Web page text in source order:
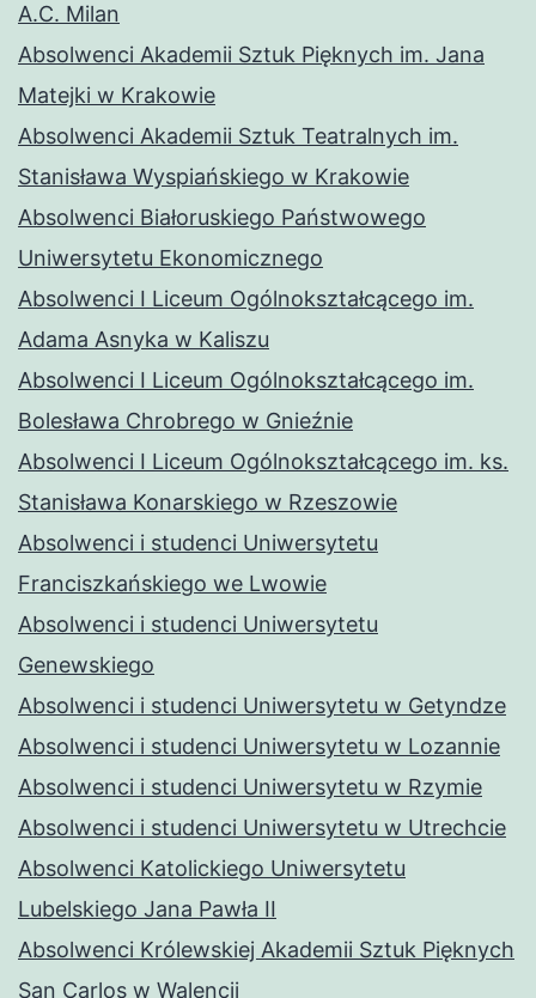
A.C. Milan
Absolwenci Akademii Sztuk Pięknych im. Jana
Matejki w Krakowie
Absolwenci Akademii Sztuk Teatralnych im.
Stanisława Wyspiańskiego w Krakowie
Absolwenci Białoruskiego Państwowego
Uniwersytetu Ekonomicznego
Absolwenci I Liceum Ogólnokształcącego im.
Adama Asnyka w Kaliszu
Absolwenci I Liceum Ogólnokształcącego im.
Bolesława Chrobrego w Gnieźnie
Absolwenci I Liceum Ogólnokształcącego im. ks.
Stanisława Konarskiego w Rzeszowie
Absolwenci i studenci Uniwersytetu
Franciszkańskiego we Lwowie
Absolwenci i studenci Uniwersytetu
Genewskiego
Absolwenci i studenci Uniwersytetu w Getyndze
Absolwenci i studenci Uniwersytetu w Lozannie
Absolwenci i studenci Uniwersytetu w Rzymie
Absolwenci i studenci Uniwersytetu w Utrechcie
Absolwenci Katolickiego Uniwersytetu
Lubelskiego Jana Pawła II
Absolwenci Królewskiej Akademii Sztuk Pięknych
San Carlos w Walencji